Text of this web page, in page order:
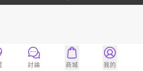
討論 商城 我的